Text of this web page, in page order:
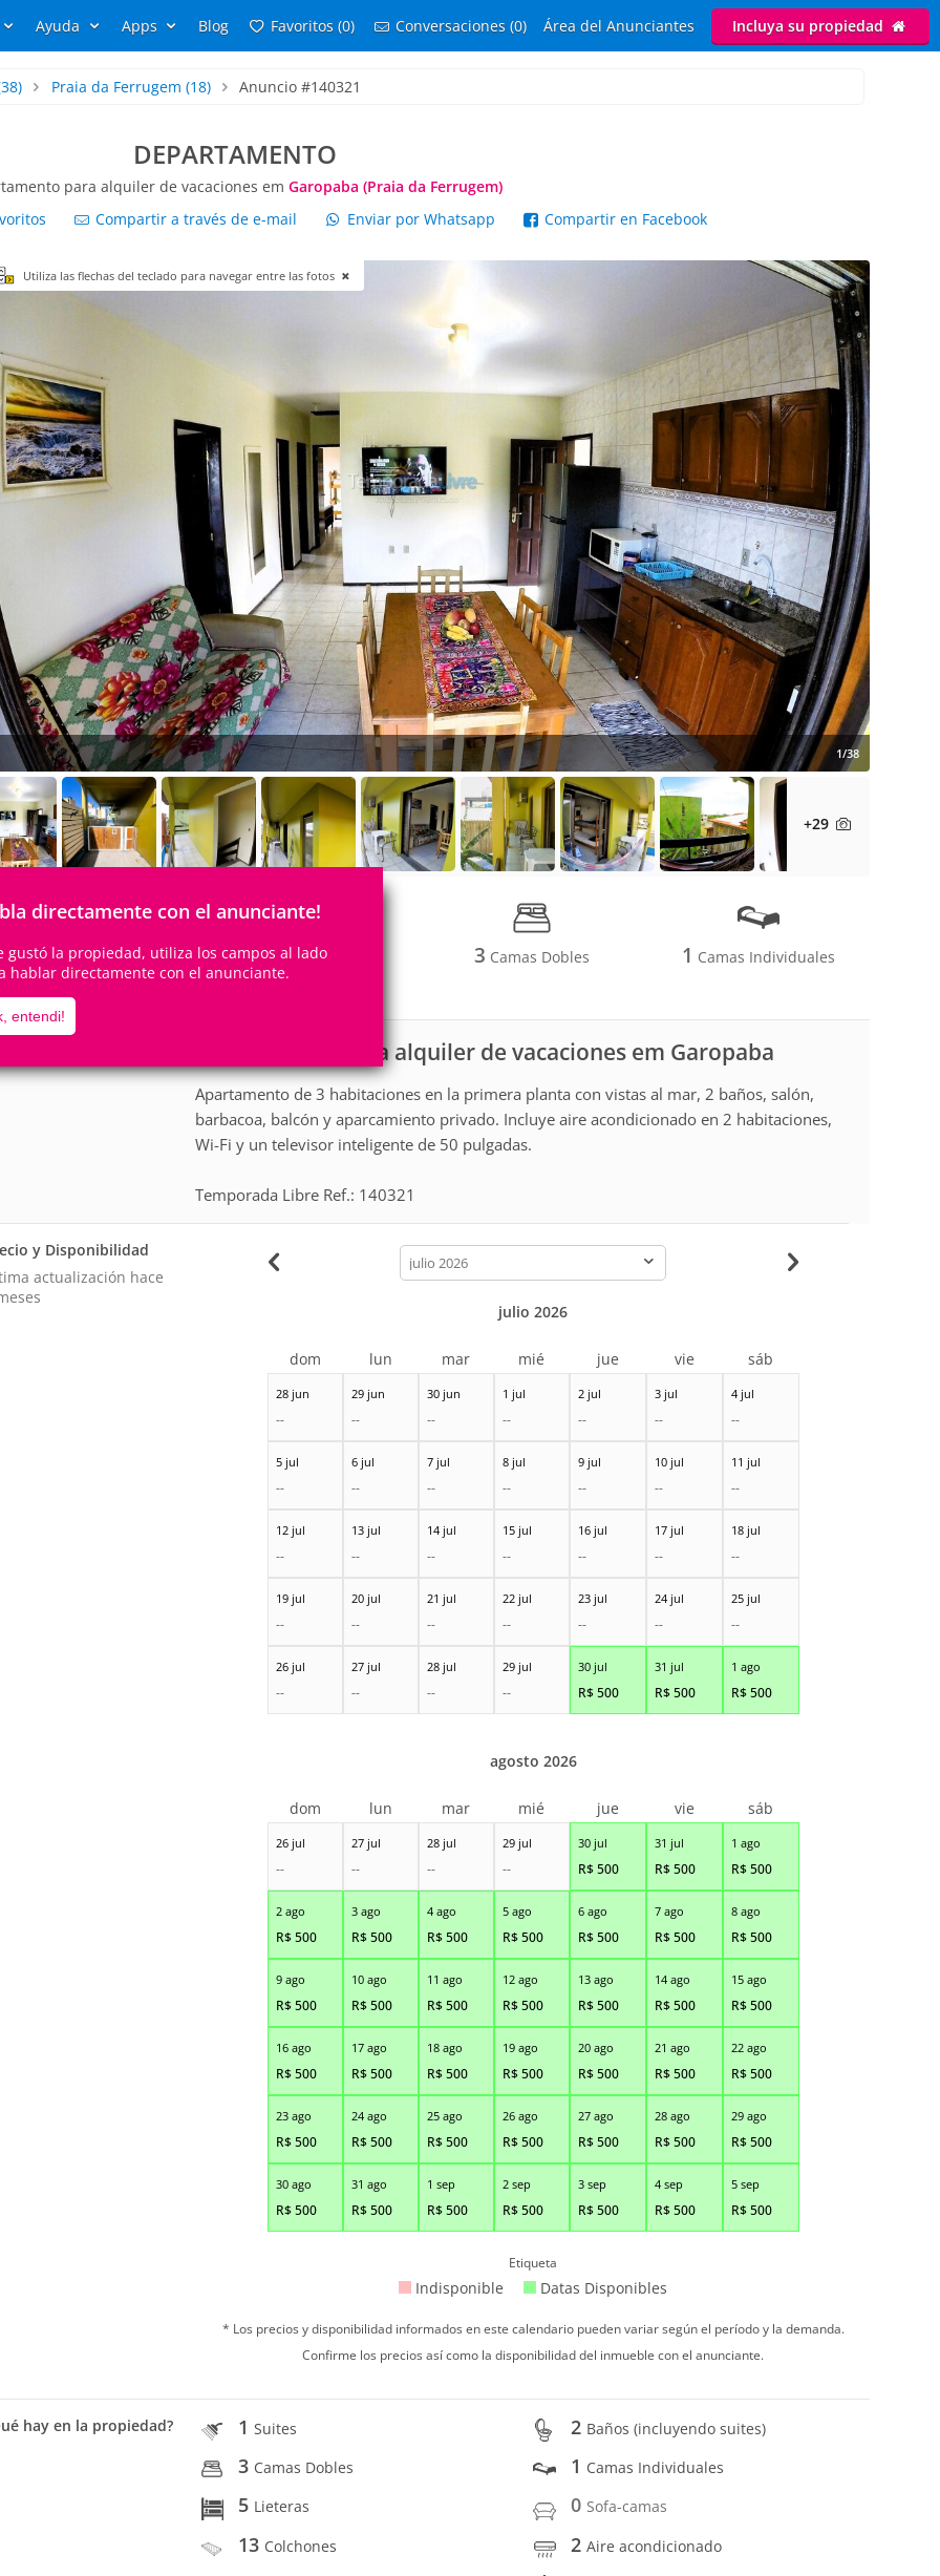
Ayuda Apps Blog Favoritos (0) Conversaciones (0) Área del Anunciantes Incluya su propiedad
Praia da Ferrugem (18) Anuncio #140321
DEPARTAMENTO
para alquiler de vacaciones em Garopaba (Praia da Ferrugem)
Compartir a través de e-mail Enviar por Whatsapp Compartir en Facebook
directamente con el anunciante!
gustó la propiedad, utiliza los campos al lado
hablar directamente con el anunciante.
entendi!
Utiliza las flechas del teclado para navegar entre las fotos
1/38
+29
15Personas 3Cuartos
1
3 Camas Dobles 1 Camas Individuales
Apartamento para alquiler de vacaciones em Garopaba
Apartamento de 3 habitaciones en la primera planta con vistas al mar, 2 baños, salón,
barbacoa, balcón y aparcamiento privado. Incluye aire acondicionado en 2 habitaciones,
Wi-Fi y un televisor inteligente de 50 pulgadas.
Temporada Libre Ref.: 140321
y Disponibilidad
actualización hace
calendar-
month
28 jun
--
29 jun
--
30 jun
--
1 jul
--
2 jul
--
3 jul
--
4 jul
--
5 jul
--
6 jul
--
7 jul
--
8 jul
--
9 jul
--
10 jul
--
11 jul
--
12 jul
--
13 jul
--
14 jul
--
15 jul
--
16 jul
--
17 jul
--
18 jul
--
19 jul
--
20 jul
--
21 jul
--
22 jul
--
23 jul
--
24 jul
--
25 jul
--
26 jul
--
27 jul
--
28 jul
--
29 jul
--
30 jul
R$500
31 jul
R$500
1 ago
R$500
julio 2026
dom lun mar mié jue vie sáb
26 jul
--
27 jul
--
28 jul
--
29 jul
--
30 jul
R$500
31 jul
R$500
1 ago
R$500
2 ago
R$500
3 ago
R$500
4 ago
R$500
5 ago
R$500
6 ago
R$500
7 ago
R$500
8 ago
R$500
9 ago
R$500
10 ago
R$500
11 ago
R$500
12 ago
R$500
13 ago
R$500
14 ago
R$500
15 ago
R$500
16 ago
R$500
17 ago
R$500
18 ago
R$500
19 ago
R$500
20 ago
R$500
21 ago
R$500
22 ago
R$500
23 ago
R$500
24 ago
R$500
25 ago
R$500
26 ago
R$500
27 ago
R$500
28 ago
R$500
29 ago
R$500
30 ago
R$500
31 ago
R$500
1 sep
R$500
2 sep
R$500
3 sep
R$500
4 sep
R$500
5 sep
R$500
agosto 2026
dom lun mar mié jue vie sáb
Etiqueta
Indisponible Datas Disponibles
* Los precios y disponibilidad informados en este calendario pueden variar según el período y la demanda.
Confirme los precios así como la disponibilidad del inmueble con el anunciante.
hay en la propiedad? 1Suites 2 Baños (incluyendo suites)
3 Camas Dobles 1 Camas Individuales
5 Lieteras 0 Sofa-camas
13 Colchones 2Aire acondicionado